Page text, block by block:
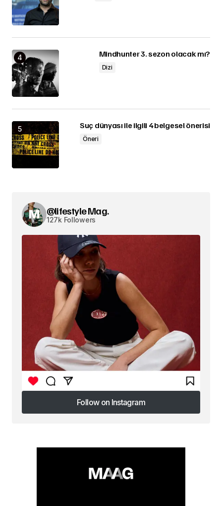
Mindhunter 3. sezon olacak mı?
Dizi
Suç dünyası ile ilgili 4 belgesel önerisi
Öneri
@lifestyle Mag.
127k Followers
Follow on Instagram
Follow on Instagram